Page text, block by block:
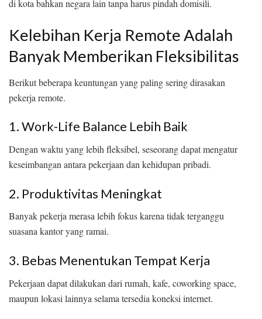
di kota bahkan negara lain tanpa harus pindah domisili.
Kelebihan Kerja Remote Adalah
Banyak Memberikan Fleksibilitas
Berikut beberapa keuntungan yang paling sering dirasakan
pekerja remote.
1. Work-Life Balance Lebih Baik
Dengan waktu yang lebih fleksibel, seseorang dapat mengatur
keseimbangan antara pekerjaan dan kehidupan pribadi.
2. Produktivitas Meningkat
Banyak pekerja merasa lebih fokus karena tidak terganggu
suasana kantor yang ramai.
3. Bebas Menentukan Tempat Kerja
Pekerjaan dapat dilakukan dari rumah, kafe, coworking space,
maupun lokasi lainnya selama tersedia koneksi internet.